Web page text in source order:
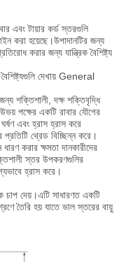
এবং টায়ার কর্ড স্তরগুলি
করা হয়েছে।উপাদানটির জন্য
করার জন্য যান্ত্রিক বৈশিষ্ট্য
দেখায় General
শক্তিশালী, দক্ষ শক্তিবৃদ্ধি
পক্ষের একটি রাবার যৌগের
এবং হ্রাস হ্রাস করে
থ্রেড বিচ্ছিন্ন করে।
করার ক্ষমতা দানকারীদের
স্তর উপকরণগুলির
হ্রাস করে।
চাপ দেয়।এটি সাধারণত একটি
তৈরি হয় যাতে ভাল স্তরের বায়ু